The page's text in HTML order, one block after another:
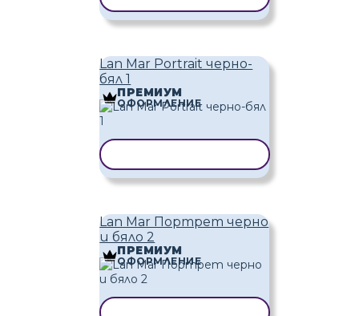
Lan Mar Portrait черно-
бял 1
ПРЕМИУМ
ОФОРМЛЕНИЕ
Lan Mar Портрет черно
и бяло 2
ПРЕМИУМ
ОФОРМЛЕНИЕ